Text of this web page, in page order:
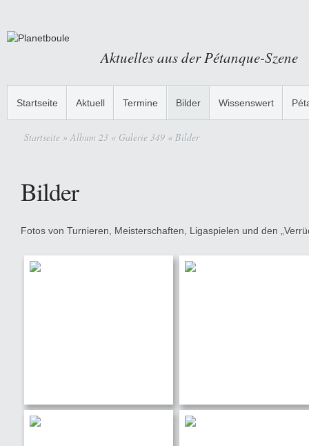
Aktuelles aus der Pétanque-Szene
Startseite Aktuell Termine Bilder Wissenswert
Startseite » Album 23 « Galerie 349 « Bilder
Bilder
Fotos von Turnieren, Meisterschaften, Ligaspielen und den